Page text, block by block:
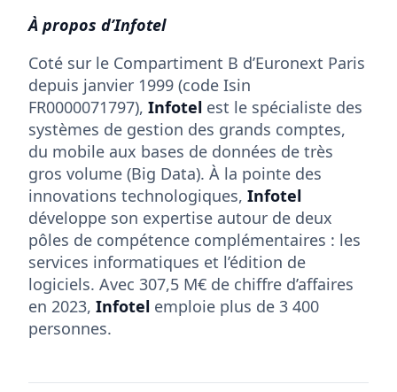
À propos d’Infotel
Coté sur le Compartiment B d’Euronext Paris
depuis janvier 1999 (code Isin
FR0000071797), Infotel est le spécialiste des
systèmes de gestion des grands comptes,
du mobile aux bases de données de très
gros volume (Big Data). À la pointe des
innovations technologiques, Infotel
développe son expertise autour de deux
pôles de compétence complémentaires : les
services informatiques et l’édition de
logiciels. Avec 307,5 M€ de chiffre d’affaires
en 2023, Infotel emploie plus de 3 400
personnes.